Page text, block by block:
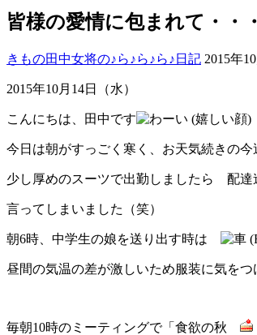
皆様の愛情に包まれて・
きもの田中女将の♪ら♪ら♪ら♪日記 2015年
2015年10月14日（水）
こんにちは、田中です
今日は朝がすっごく寒く、お天気続きの
少し厚めのスーツで出勤しましたら 配
言ってしまいました（笑）
朝6時、中学生の娘を送り出す時は
昼間の気温の差が激しいため服装に気を
毎朝10時のミーティングで「食欲の秋